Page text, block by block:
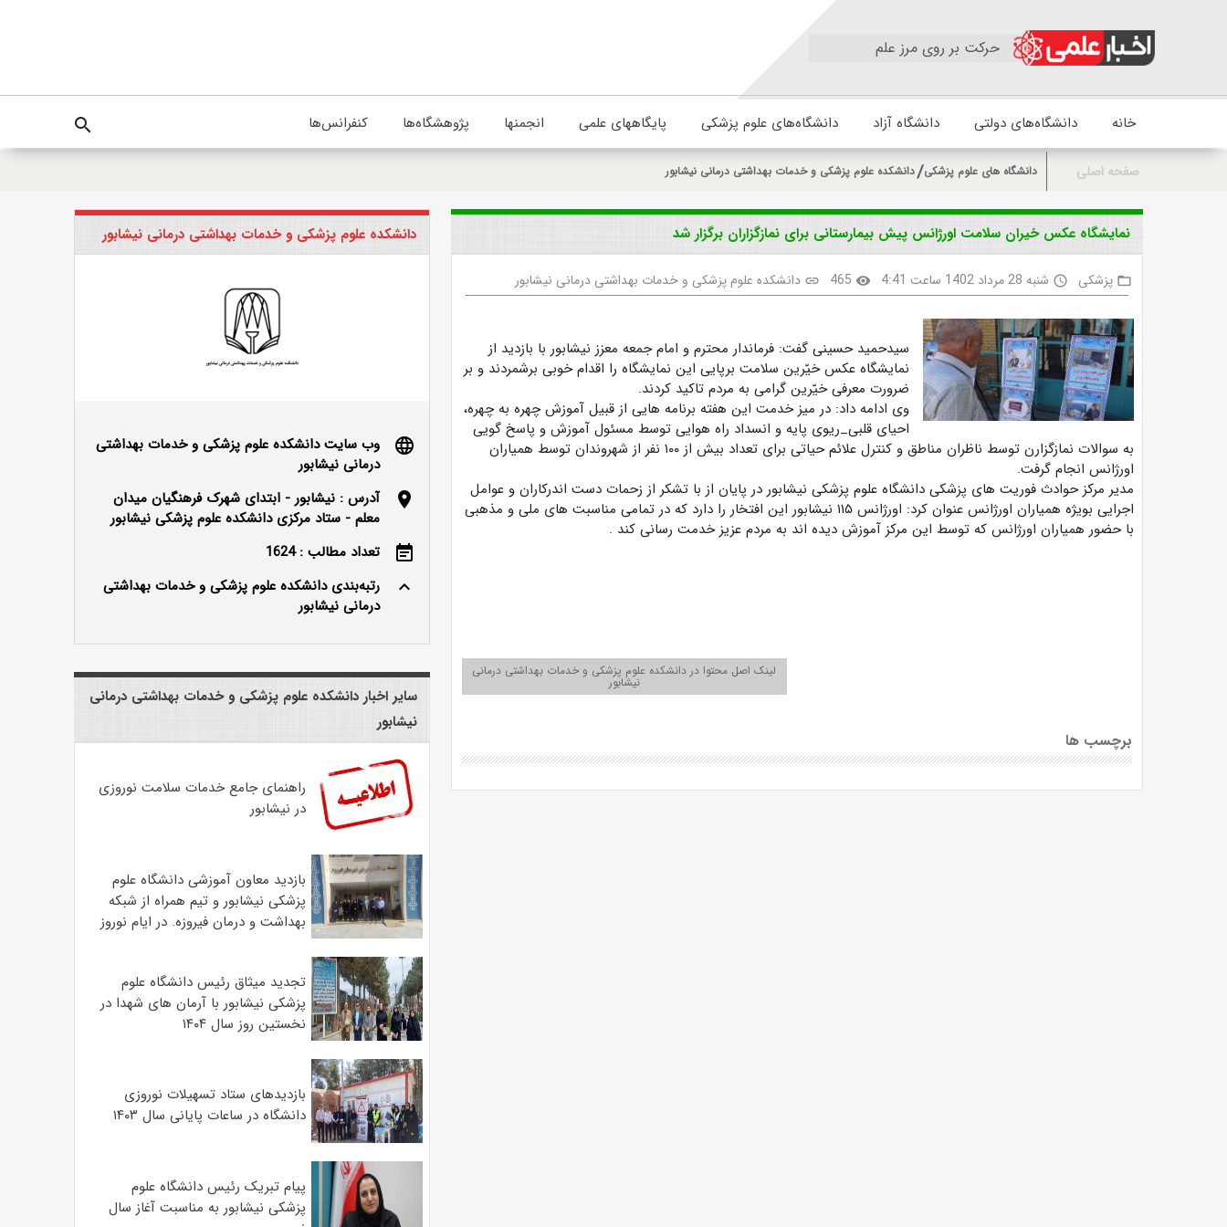
حرکت بر روی مرز علم
خانه دانشگاه‌های دولتی دانشگاه آزاد دانشگاه‌های علوم پزشکی پایگاههای علمی انجمنها پژوهشگاه‌ها کنفرانس‌ها search
صفحه اصلی دانشگاه های علوم پزشکی دانشکده علوم پزشکی و خدمات بهداشتی درمانی نیشابور
نمایشگاه عکس خیران سلامت اورژانس پیش بیمارستانی برای نمازگزاران برگزار شد
folder_open پزشکی access_time شنبه 28 مرداد 1402 ساعت 4:41 visibility
465
link دانشکده علوم پزشکی و خدمات بهداشتی درمانی نیشابور
سیدحمید حسینی گفت: فرماندار محترم و امام جمعه معزز نیشابور با بازدید از
نمایشگاه عکس خیّرین سلامت برپایی این نمایشگاه را اقدام خوبی برشمردند و بر
ضرورت معرفی خیّرین گرامی به مردم تاکید کردند.
وی ادامه داد: در میز خدمت این هفته برنامه هایی از قبیل آموزش چهره به چهره،
احیای قلبی_ریوی پایه و انسداد راه هوایی توسط مسئول آموزش و پاسخ گویی
به سوالات نمازگزارن توسط ناظران مناطق و کنترل علائم حیاتی برای تعداد بیش از ۱۰۰ نفر از شهروندان توسط همیاران
اورژانس انجام گرفت.
مدیر مرکز حوادث فوریت های پزشکی دانشگاه علوم پزشکی نیشابور در پایان از با تشکر از زحمات دست اندرکاران و عوامل
اجرایی بویژه همیاران اورژانس عنوان کرد: اورژانس ۱۱۵ نیشابور این افتخار را دارد که در تمامی مناسبت های ملی و مذهبی
با حضور همیاران اورژانس که توسط این مرکز آموزش دیده اند به مردم عزیز خدمت رسانی کند .
لینک اصل محتوا در دانشکده علوم پزشکی و خدمات بهداشتی درمانی
نیشابور
برچسب ها
دانشکده علوم پزشکی و خدمات بهداشتی درمانی نیشابور
language
وب سایت دانشکده علوم پزشکی و خدمات بهداشتی
درمانی نیشابور
location_on
آدرس : نیشابور - ابتدای شهرک فرهنگیان میدان
معلم - ستاد مرکزی دانشکده علوم پزشکی نیشابور
event_note
تعداد مطالب : 1624
keyboard_arrow_up
رتبه‌بندی دانشکده علوم پزشکی و خدمات بهداشتی
درمانی نیشابور
سایر اخبار دانشکده علوم پزشکی و خدمات بهداشتی درمانی
نیشابور
راهنمای جامع خدمات سلامت نوروزی
در نیشابور
بازدید معاون آموزشی دانشگاه علوم
پزشکی نیشابور و تیم همراه از شبکه
بهداشت و درمان فیروزه. در ایام نوروز
تجدید میثاق رئیس دانشگاه علوم
پزشکی نیشابور با آرمان های شهدا در
نخستین روز سال ۱۴۰۴
بازدیدهای ستاد تسهیلات نوروزی
دانشگاه در ساعات پایانی سال ۱۴۰۳
پیام تبریک رئیس دانشگاه علوم
پزشکی نیشابور به مناسبت آغاز سال